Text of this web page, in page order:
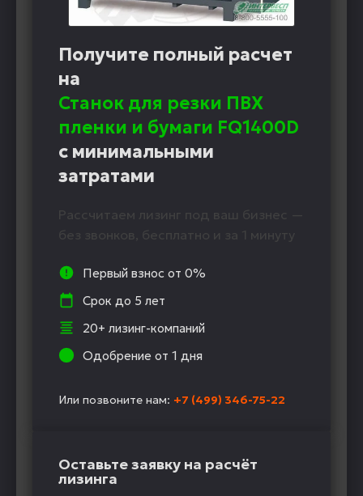
Получите полный расчет
на
Станок для резки ПВХ
пленки и бумаги FQ1400D
с минимальными
затратами
Рассчитаем лизинг под ваш бизнес —
без звонков, бесплатно и за 1 минуту
Первый взнос от 0%
Срок до 5 лет
20+ лизинг-компаний
Одобрение от 1 дня
Или позвоните нам: +7 (499) 346-75-22
Оставьте заявку на расчёт
лизинга